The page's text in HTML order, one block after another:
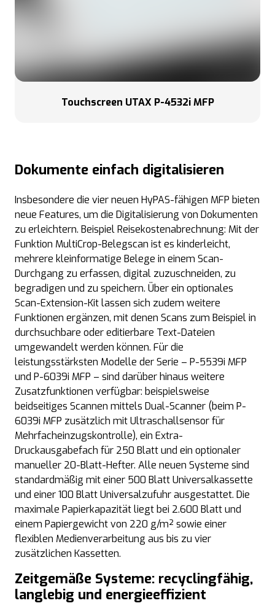
Touchscreen UTAX P-4532i MFP
Dokumente einfach digitalisieren
Insbesondere die vier neuen HyPAS-fähigen MFP bieten
neue Features, um die Digitalisierung von Dokumenten
zu erleichtern. Beispiel Reisekostenabrechnung: Mit der
Funktion MultiCrop-Belegscan ist es kinderleicht,
mehrere kleinformatige Belege in einem Scan-
Durchgang zu erfassen, digital zuzuschneiden, zu
begradigen und zu speichern. Über ein optionales
Scan-Extension-Kit lassen sich zudem weitere
Funktionen ergänzen, mit denen Scans zum Beispiel in
durchsuchbare oder editierbare Text-Dateien
umgewandelt werden können. Für die
leistungsstärksten Modelle der Serie – P-5539i MFP
und P-6039i MFP – sind darüber hinaus weitere
Zusatzfunktionen verfügbar: beispielsweise
beidseitiges Scannen mittels Dual-Scanner (beim P-
6039i MFP zusätzlich mit Ultraschallsensor für
Mehrfacheinzugskontrolle), ein Extra-
Druckausgabefach für 250 Blatt und ein optionaler
manueller 20-Blatt-Hefter. Alle neuen Systeme sind
standardmäßig mit einer 500 Blatt Universalkassette
und einer 100 Blatt Universalzufuhr ausgestattet. Die
maximale Papierkapazität liegt bei 2.600 Blatt und
einem Papiergewicht von 220 g/m² sowie einer
flexiblen Medienverarbeitung aus bis zu vier
zusätzlichen Kassetten.
Zeitgemäße Systeme: recyclingfähig,
langlebig und energieeffizient